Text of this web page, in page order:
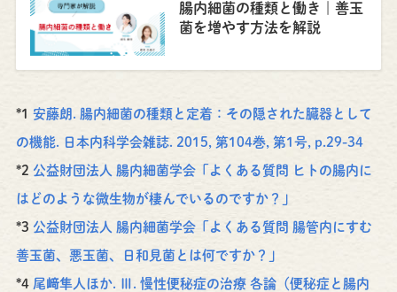
腸内細菌の種類と働き｜善玉
菌を増やす方法を解説
*1 安藤朗. 腸内細菌の種類と定着：その隠された臓器として
の機能. 日本内科学会雑誌. 2015, 第104巻, 第1号, p.29-34
*2 公益財団法人 腸内細菌学会「よくある質問 ヒトの腸内に
はどのような微生物が棲んでいるのですか？」
*3 公益財団法人 腸内細菌学会「よくある質問 腸管内にすむ
善玉菌、悪玉菌、日和見菌とは何ですか？」
*4 尾﨑隼人ほか. Ⅲ. 慢性便秘症の治療 各論（便秘症と腸内